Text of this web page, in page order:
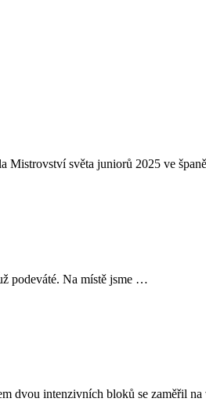
Mistrovství světa juniorů 2025 ve
podeváté. Na místě jsme …
dvou intenzivních bloků se zaměřil